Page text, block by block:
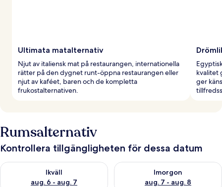
Ultimata matalternativ
Njut av italiensk mat på restaurangen, internationella
rätter på den dygnet runt-öppna restaurangen eller
njut av kaféet, baren och de kompletta
frukostalternativen.
kvalitet
ger
Rumsalternativ
Kontrollera tillgängligheten för dessa datum
Ikväll
aug. 6 - aug. 7
Kontrollera tillgängligheten för ikväll aug. 6 - aug. 7
Imorgon
aug. 7 - aug. 8
Kontrollera tillgängligheten